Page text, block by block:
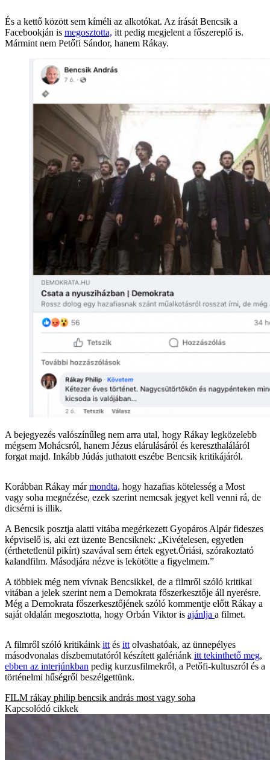
És a kettő között sem kíméli az alkotókat. Az írását Bencsik a
Facebookján is megosztotta, itt pedig megjelent a főszereplő is.
Mármint nem Petőfi Sándor, hanem Rákay.
A bejegyezés valószínűleg nem arra utal, hogy Rákay legközelebb
mégsem Mohácsról, hanem Jézus elárulásáról és kereszthaláláról
forgat majd. Inkább Júdás juthatott eszébe Bencsik kritikájáról.
Korábban Rákay mármondta, hogy hazafias kötelesség a Most
vagy soha megnézése, ezek szerint nemcsak jegyet kell venni rá, de
dicsérni is illik.
A Bencsik posztja alatti vitába megérkezett Gyopáros Alpár fideszes
képviselő is, aki ezt üzente Bencsiknek: „Kivételesen, egyetlen
(érthetetlenül pikírt) szavával sem értek egyet.Óriási, szórakoztató
kalandfilm. Másodjára nézve is lekötötte a figyelmem.”
A többiek még nem vívnak Bencsikkel, de a filmről szóló kritikai
vitában a jelek szerint nem a Demokrata főszerkesztője áll nyerésre.
Még a Demokrata főszerkesztőjének szóló kommentje előtt Rákay a
saját oldalán megosztotta, hogy Orbán Viktor is ajánlja a filmet.
A filmről szóló kritikáink itt és itt olvashatóak, az ünnepélyes
másodvonalas díszbemutatóról készített galériánk itt tekinthető meg,
ebben az interjúnkban pedig kurzusfilmekről, a Petőfi-kultuszról és a
történelmi hűségről beszélgettünk.
FILM rákay philip bencsik andrás most vagy soha
Kapcsolódó cikkek